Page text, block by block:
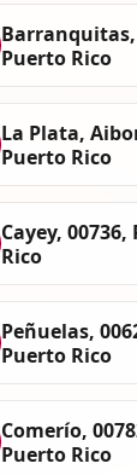
Barranquitas,
Puerto Rico
La Plata,
Puerto Rico
Cayey,
Rico
Peñuelas,
Puerto Rico
Comerío,
Puerto Rico